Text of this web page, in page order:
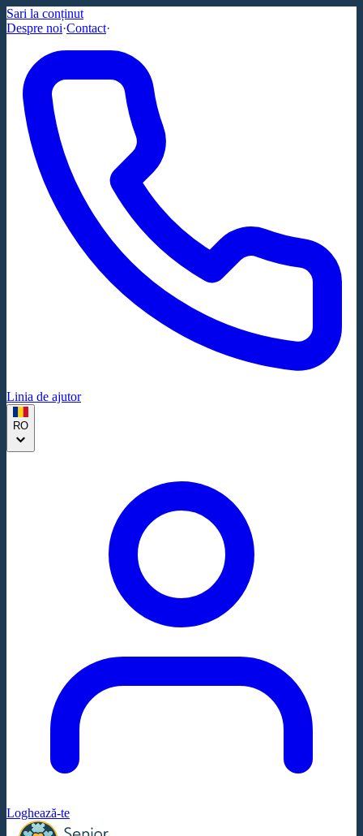
Sari la conținut
Despre noi·Contact·
Linia de ajutor
RO
Loghează-te